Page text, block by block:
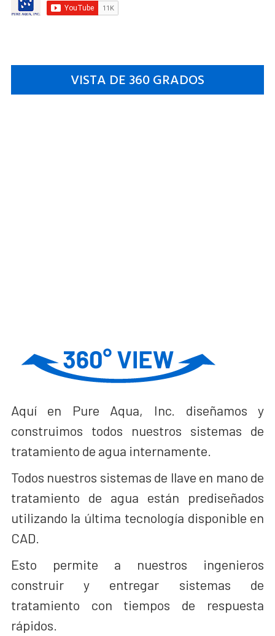
VISTA DE 360 GRADOS
Aquí en Pure Aqua, Inc. diseñamos y
construimos todos nuestros sistemas de
tratamiento de agua internamente.
Todos nuestros sistemas de llave en mano de
tratamiento de agua están prediseñados
utilizando la última tecnología disponible en
CAD.
Esto permite a nuestros ingenieros
construir y entregar sistemas de
tratamiento con tiempos de respuesta
rápidos.